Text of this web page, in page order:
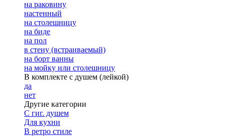
на раковину
настенный
на столешницу
на биде
на пол
в стену (встраиваемый)
на борт ванны
на мойку или столешницу
В комплекте с душем (лейкой)
да
нет
Другие категории
С гиг. душем
Для кухни
В ретро стиле